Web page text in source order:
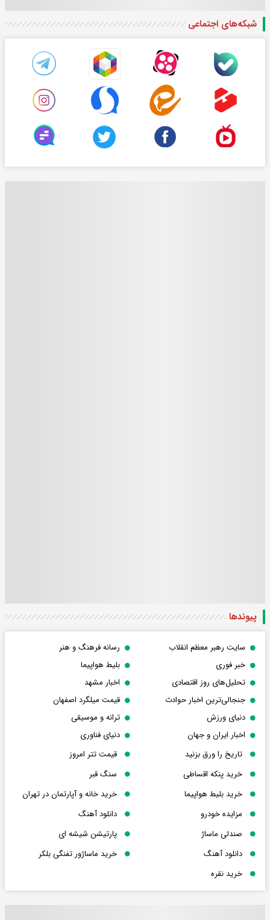
شبکه‌های اجتماعی
پیوندها
سایت رهبر معظم انقلاب
رسانه فرهنگ و هنر
خبر فوری
بلیط هواپیما
تحلیل‌های روز اقتصادی
اخبار مشهد
جنجالی‌ترین اخبار حوادث
قیمت میلگرد اصفهان
دنیای ورزش
ترانه و موسیقی
اخبار ایران و جهان
دنیای فناوری
تاریخ را ورق بزنید
قیمت تتر امروز
خرید پنکه اقساطی
سنگ قبر
خرید بلیط هواپیما
خرید خانه و آپارتمان در تهران
مزایده خودرو
دانلود آهنگ
صندلی ماساژ
پارتیشن شیشه ای
دانلود آهنگ
خرید ماساژور تفنگی بلکر
خرید نقره